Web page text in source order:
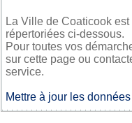
La Ville de Coaticook
répertoriées ci-dessous.
Pour toutes vos
sur cette page ou
service.
Mettre à jour les données